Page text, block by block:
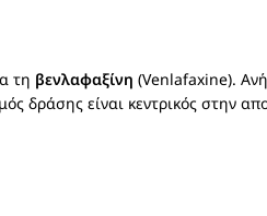
τη βενλαφαξίνη (Venlafaxine).
δράσης είναι κεντρικός στην